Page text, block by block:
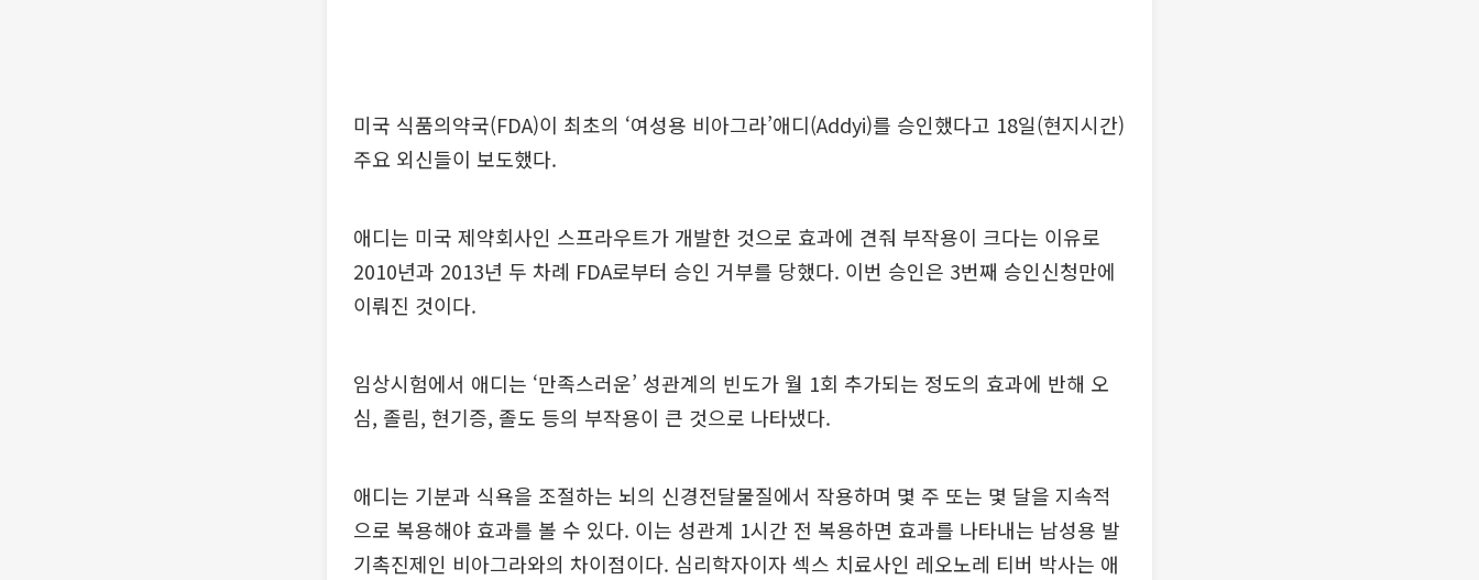
미국 식품의약국(FDA)이 최초의 ‘여성용 비아그라’애디(Addyi)를 승인했다고 18일(현지시간)
주요 외신들이 보도했다.
애디는 미국 제약회사인 스프라우트가 개발한 것으로 효과에 견줘 부작용이 크다는 이유로
2010년과 2013년 두 차례 FDA로부터 승인 거부를 당했다. 이번 승인은 3번째 승인신청만에
이뤄진 것이다.
임상시험에서 애디는 ‘만족스러운’ 성관계의 빈도가 월 1회 추가되는 정도의 효과에 반해 오
심, 졸림, 현기증, 졸도 등의 부작용이 큰 것으로 나타냈다.
애디는 기분과 식욕을 조절하는 뇌의 신경전달물질에서 작용하며 몇 주 또는 몇 달을 지속적
으로 복용해야 효과를 볼 수 있다. 이는 성관계 1시간 전 복용하면 효과를 나타내는 남성용 발
기촉진제인 비아그라와의 차이점이다. 심리학자이자 섹스 치료사인 레오노레 티버 박사는 애